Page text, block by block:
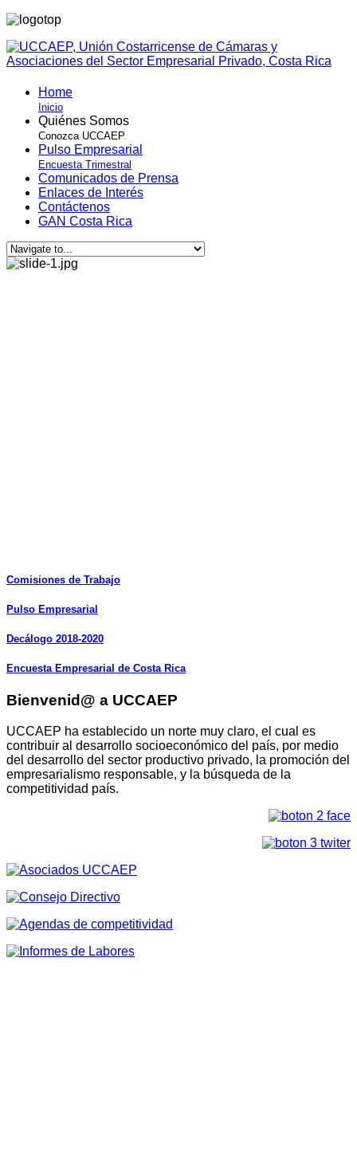
Home
Inicio
Quiénes Somos
Conozca UCCAEP
Pulso Empresarial
Encuesta Trimestral
Comunicados de Prensa
Enlaces de Interés
Contáctenos
GAN Costa Rica
Comisiones de Trabajo
Pulso Empresarial
Decálogo 2018-2020
Encuesta Empresarial de Costa Rica
Bienvenid@ a UCCAEP
UCCAEP ha establecido un norte muy claro, el cual es
contribuir al desarrollo socioeconómico del país, por medio
del desarrollo del sector productivo privado, la promoción del
empresarialismo responsable, y la búsqueda de la
competitividad país.